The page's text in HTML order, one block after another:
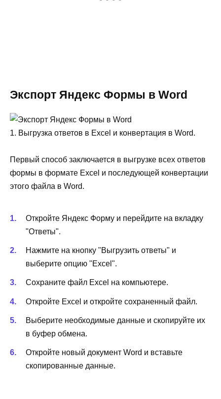
Экспорт Яндекс Формы в Word
1. Выгрузка ответов в Excel и конвертация в Word.
Первый способ заключается в выгрузке всех ответов
формы в формате Excel и последующей конвертации
этого файла в Word.
Откройте Яндекс Форму и перейдите на вкладку
"Ответы".
Нажмите на кнопку "Выгрузить ответы" и
выберите опцию "Excel".
Сохраните файл Excel на компьютере.
Откройте Excel и откройте сохраненный файл.
Выберите необходимые данные и скопируйте их
в буфер обмена.
Откройте новый документ Word и вставьте
скопированные данные.